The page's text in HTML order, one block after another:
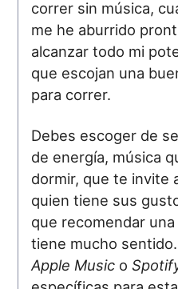
correr sin música,
me he aburrido
alcanzar todo mi
que escojan una
para correr.
Debes escoger de
de energía, música
dormir, que te invite
quien tiene sus
que recomendar
tiene mucho
Apple Music o